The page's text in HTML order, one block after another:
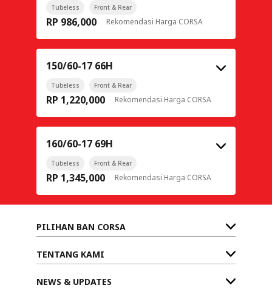
Tubeless Front & Rear
Rekomendasi Harga CORSA
RP 986,000
150/60-17 66H
Tubeless Front & Rear
Rekomendasi Harga CORSA
RP 1,220,000
160/60-17 69H
Tubeless Front & Rear
Rekomendasi Harga CORSA
RP 1,345,000
PILIHAN BAN CORSA
TENTANG KAMI
NEWS & UPDATES